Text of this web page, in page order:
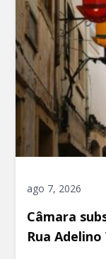
ago 7, 2026
Câmara
Rua Adelino